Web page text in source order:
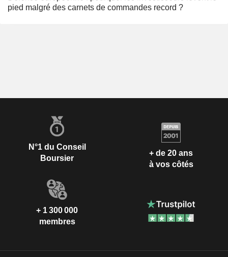
pied malgré des carnets de commandes record ?
N°1 du Conseil
Boursier
+ de 20 ans
à vos côtés
+ 1 300 000
membres